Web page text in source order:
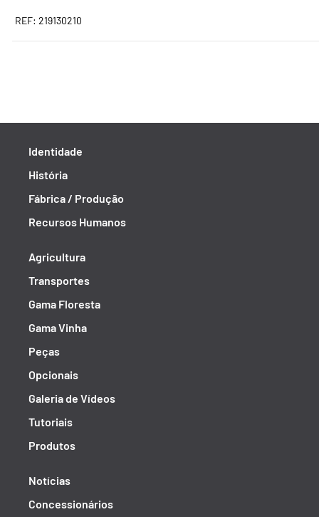
REF: 219130210
Identidade
História
Fábrica / Produção
Recursos Humanos
Agricultura
Transportes
Gama Floresta
Gama Vinha
Peças
Opcionais
Galeria de Vídeos
Tutoriais
Produtos
Notícias
Concessionários